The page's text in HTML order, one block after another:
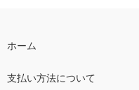
ホーム
支払い方法について